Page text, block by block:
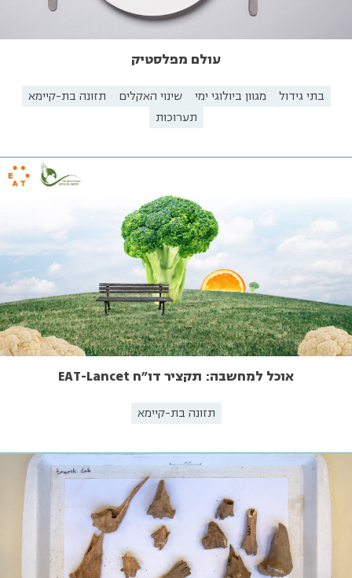
עולם מפלסטיק
בתי גידול מגוון ביולוגי ימי שינוי האקלים
תזונה בת-קיימא
תערוכות
אוכל למחשבה: תקציר דו"ח EAT-Lancet
תזונה בת-קיימא